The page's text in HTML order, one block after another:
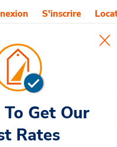
S'inscrire
Riverside
Get Our
Rates